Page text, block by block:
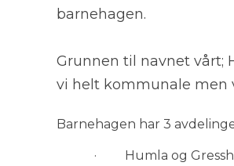
barnehagen.
Grunnen til navnet vårt;
vi helt kommunale men
Barnehagen har 3
· Humla og